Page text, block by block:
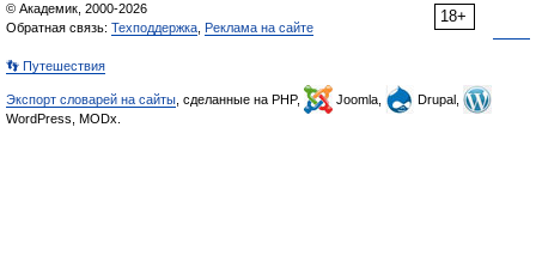
18+
© Академик, 2000-2026
Обратная связь: Техподдержка Реклама на сайте
👣 Путешествия
Экспорт словарей на сайты , сделанные на PHP, Joomla,
Drupal,
WordPress, MODx.